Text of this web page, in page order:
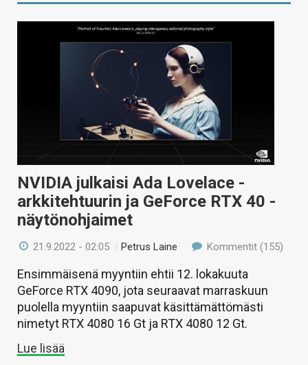
NVIDIA julkaisi Ada Lovelace -
arkkitehtuurin ja GeForce RTX 40 -
näytönohjaimet
21.9.2022 - 02:05 /Petrus Laine Kommentit (155)
Ensimmäisenä myyntiin ehtii 12. lokakuuta
GeForce RTX 4090, jota seuraavat marraskuun
puolella myyntiin saapuvat käsittämättömästi
nimetyt RTX 4080 16 Gt ja RTX 4080 12 Gt.
Lue lisää